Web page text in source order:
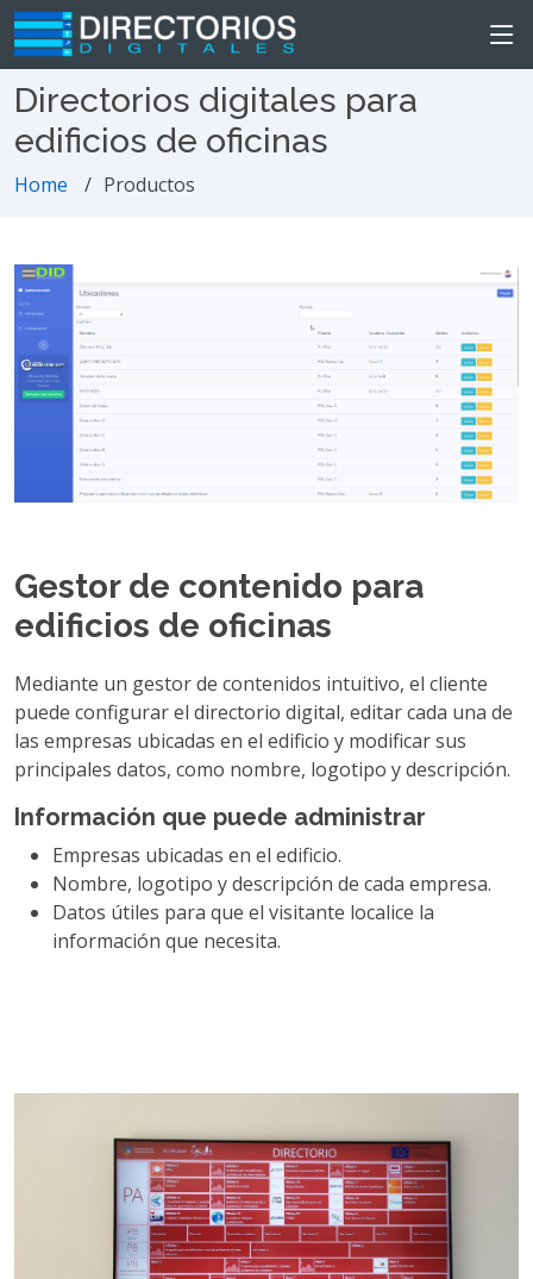
Directorios digitales para
edificios de oficinas
Home Productos
Gestor de contenido para
edificios de oficinas
Mediante un gestor de contenidos intuitivo, el cliente
puede configurar el directorio digital, editar cada una de
las empresas ubicadas en el edificio y modificar sus
principales datos, como nombre, logotipo y descripción.
Información que puede administrar
Empresas ubicadas en el edificio.
Nombre, logotipo y descripción de cada empresa.
Datos útiles para que el visitante localice la
información que necesita.